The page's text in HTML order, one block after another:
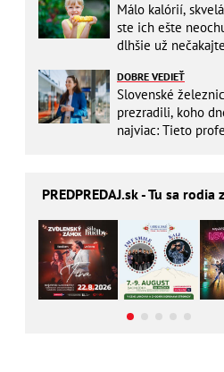
Málo kalórií,
ste ich ešte
dlhšie už nečakajte
DOBRE VEDIEŤ
Slovenské
prezradili, koho
najviac: Tieto
PREDPREDAJ.sk - Tu sa rodia